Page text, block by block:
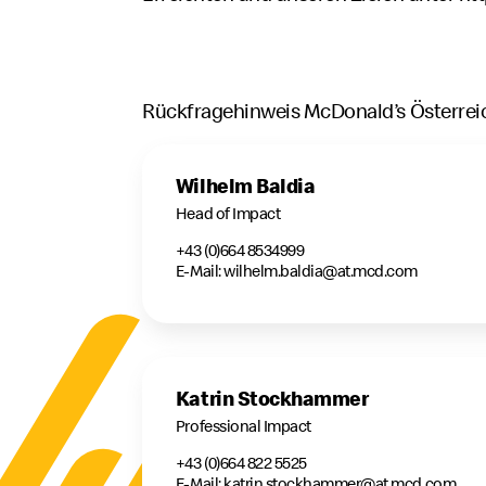
Rückfragehinweis McDonald’s
Wilhelm Baldia
Head of Impact
+43 (0)664 8534999
E-Mail: wilhelm.baldia@at.mcd.com
Katrin Stockhammer
Professional Impact
+43 (0)664 822 5525